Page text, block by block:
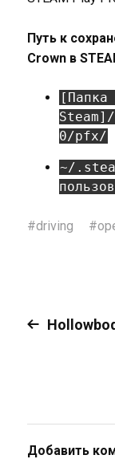
Путь к
Crown в
[Папка
0/pfx/
~/
#driving #
Добавить